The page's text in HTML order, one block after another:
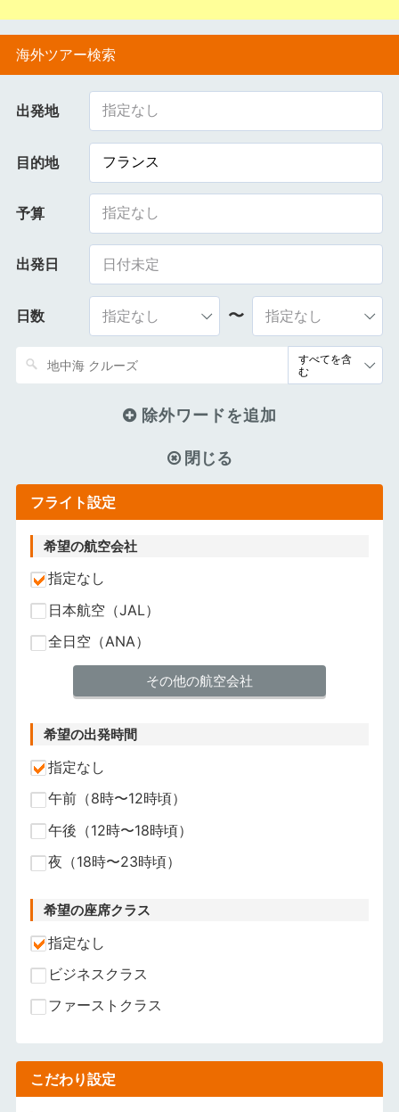
海外ツアー検索
出発地 指定なし
目的地 フランス
予算 指定なし
出発日
日数 〜
除外ワードを追加
閉じる
フライト設定
希望の航空会社
指定なし
日本航空（JAL）
全日空（ANA）
その他の航空会社
希望の出発時間
指定なし
午前（8時〜12時頃）
午後（12時〜18時頃）
夜（18時〜23時頃）
希望の座席クラス
指定なし
ビジネスクラス
ファーストクラス
こだわり設定